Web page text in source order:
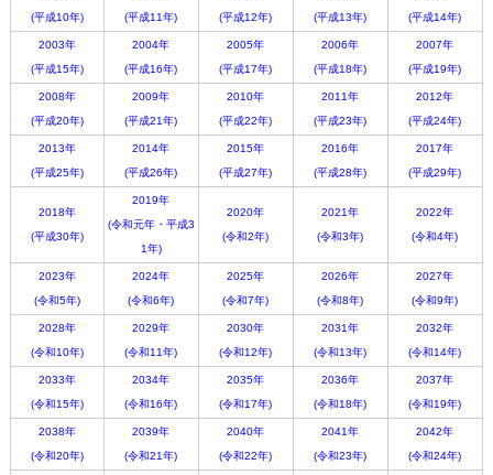
(平成10年)
(平成11年)
(平成12年)
(平成13年)
(平成14年)
2003年
(平成15年)
2004年
(平成16年)
2005年
(平成17年)
2006年
(平成18年)
2007年
(平成19年)
2008年
(平成20年)
2009年
(平成21年)
2010年
(平成22年)
2011年
(平成23年)
2012年
(平成24年)
2013年
(平成25年)
2014年
(平成26年)
2015年
(平成27年)
2016年
(平成28年)
2017年
(平成29年)
2018年
(平成30年)
2019年
(令和元年・平成3
1年)
2020年
(令和2年)
2021年
(令和3年)
2022年
(令和4年)
2023年
(令和5年)
2024年
(令和6年)
2025年
(令和7年)
2026年
(令和8年)
2027年
(令和9年)
2028年
(令和10年)
2029年
(令和11年)
2030年
(令和12年)
2031年
(令和13年)
2032年
(令和14年)
2033年
(令和15年)
2034年
(令和16年)
2035年
(令和17年)
2036年
(令和18年)
2037年
(令和19年)
2038年
(令和20年)
2039年
(令和21年)
2040年
(令和22年)
2041年
(令和23年)
2042年
(令和24年)